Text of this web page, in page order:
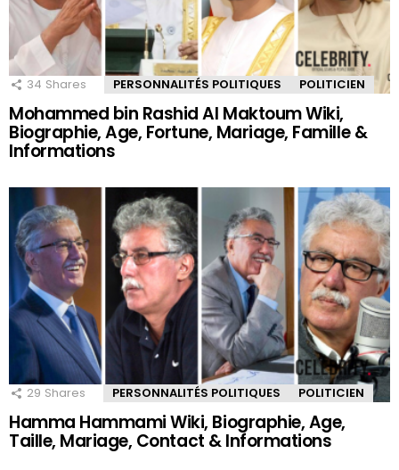
34 Shares PERSONNALITÉS POLITIQUES POLITICIEN
Mohammed bin Rashid Al Maktoum Wiki,
Biographie, Age, Fortune, Mariage, Famille &
Informations
29 Shares PERSONNALITÉS POLITIQUES POLITICIEN
Hamma Hammami Wiki, Biographie, Age,
Taille, Mariage, Contact & Informations